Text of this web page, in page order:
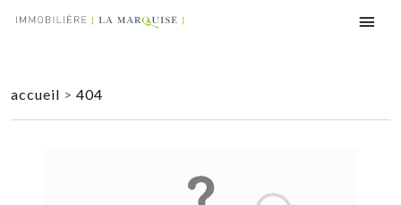
accueil > 404